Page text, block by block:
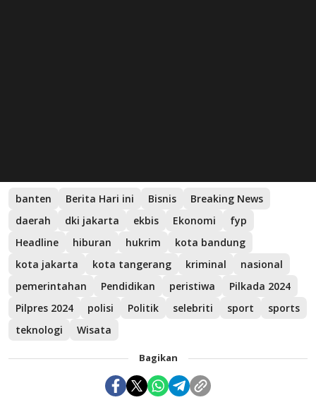
banten Berita Hari ini Bisnis
Breaking News
daerah
dki jakarta ekbis Ekonomi
fyp
Headline
hiburan hukrim
kota bandung
kota jakarta
kota tangerang kriminal
nasional
pemerintahan
Pendidikan peristiwa
Pilkada 2024
Pilpres 2024
polisi Politik selebriti sport
sports
teknologi
Wisata
Bagikan